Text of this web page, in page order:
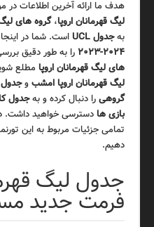
هدف ما ارائه آخرین اطلاعات در
لیگ قهرمانان اروپا،گروه های
بهجدول UCL است. شما در
۲۰۲۴-۲۰۲۳
را به طور دقیق
های لیگ قهرمانان اروپا مطلع
لیگ قهرمانان اروپا امشبوجدول
گروهیرا دنبال کرده و بهجدول
بازی ها دسترسی خواهید داشت.
تمامی جزئیات مربوط به این
دهیم.
جدول لیگ
فرمت جدید